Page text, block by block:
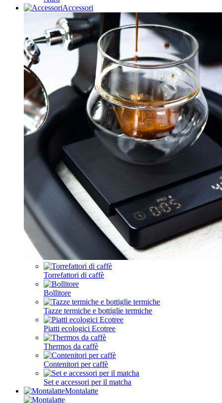
Accessori
Torrefattori di caffè
Bollitore
Tazze termiche e bottiglie termiche
Piatti ecologici Ecotree
Thermos da caffè
Contenitori per caffè
Set e accessori per il matcha
Montalatte